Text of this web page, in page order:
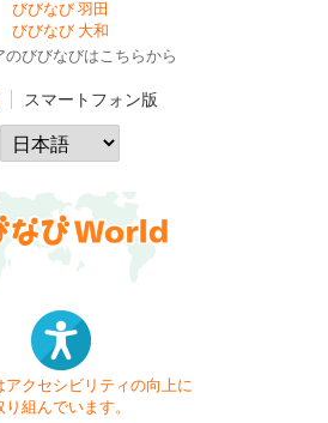
びびなび 羽田
びびなび 大和
のびびなびはこちらから
スマートフォン版
アクセシビリティの向上に
り組んでいます。